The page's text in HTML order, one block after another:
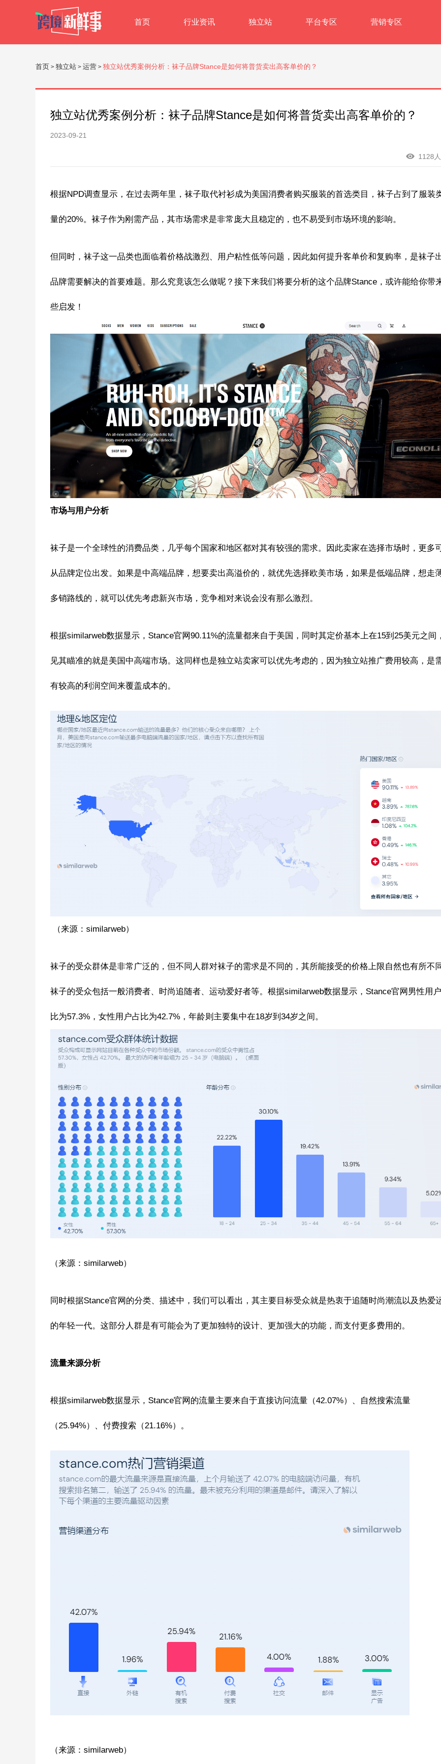
首页 行业资讯 独立站 平台专区 营销专区
首页 > 独立站 > 运营 > 独立站优秀案例分析：袜子品牌Stance是如何将普货卖出高客单价的？
独立站优秀案例分析：袜子品牌Stance是如何将普货卖出高客单价的？
2023-09-21
1128
根据NPD调查显示，在过去两年里，袜子取代衬衫成为美国消费者购买服装的首选类目，袜子占到了服装
量的20%。袜子作为刚需产品，其市场需求是非常庞大且稳定的，也不易受到市场环境的影响。
但同时，袜子这一品类也面临着价格战激烈、用户粘性低等问题，因此如何提升客单价和复购率，是袜子
品牌需要解决的首要难题。那么究竟该怎么做呢？接下来我们将要分析的这个品牌Stance，或许能给你带
些启发！
市场与用户分析
袜子是一个全球性的消费品类，几乎每个国家和地区都对其有较强的需求。因此卖家在选择市场时，更多
从品牌定位出发。如果是中高端品牌，想要卖出高溢价的，就优先选择欧美市场，如果是低端品牌，想走
多销路线的，就可以优先考虑新兴市场，竞争相对来说会没有那么激烈。
根据similarweb数据显示，Stance官网90.11%的流量都来自于美国，同时其定价基本上在15到25美元之间
见其瞄准的就是美国中高端市场。这同样也是独立站卖家可以优先考虑的，因为独立站推广费用较高，是
有较高的利润空间来覆盖成本的。
（来源：similarweb）
袜子的受众群体是非常广泛的，但不同人群对袜子的需求是不同的，其所能接受的价格上限自然也有所不
袜子的受众包括一般消费者、时尚追随者、运动爱好者等。根据similarweb数据显示，Stance官网男性用
比为57.3%，女性用户占比为42.7%，年龄则主要集中在18岁到34岁之间。
（来源：similarweb）
同时根据Stance官网的分类、描述中，我们可以看出，其主要目标受众就是热衷于追随时尚潮流以及热爱
的年轻一代。这部分人群是有可能会为了更加独特的设计、更加强大的功能，而支付更多费用的。
流量来源分析
根据similarweb数据显示，Stance官网的流量主要来自于直接访问流量（42.07%）、自然搜索流量
（25.94%）、付费搜索（21.16%）。
（来源：similarweb）